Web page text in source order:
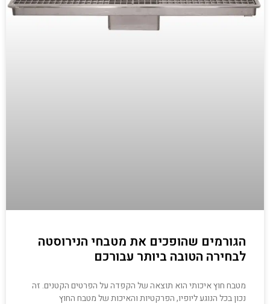
הגורמים שהופכים את מטבחי הנירוסטה
לבחירה הטובה ביותר עבורכם
מטבח חוץ איכותי הוא תוצאה של הקפדה על הפרטים הקטנים. זה
נכון בכל הנוגע ליופיו, הפרקטיות והאיכות של מטבח החוץ